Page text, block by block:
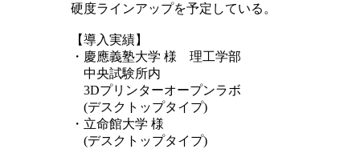
硬度ラインアップを予定している。
【導入実績】
・慶應義塾大学 様 理工学部
中央試験所内
3Dプリンターオープンラボ
(デスクトップタイプ)
・立命館大学 様
(デスクトップタイプ)